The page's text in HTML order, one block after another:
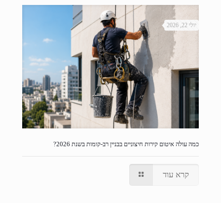
יולי 22, 2026
כמה עולה איטום קירות חיצוניים בבניין רב-קומות בשנת 2026?
קרא עוד